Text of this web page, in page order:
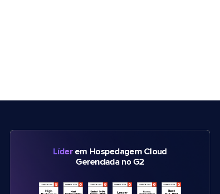
Líderem Hospedagem Cloud
Gerenciada no G2